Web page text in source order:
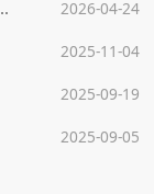
2025-11-04
2025-09-19
2025-09-05